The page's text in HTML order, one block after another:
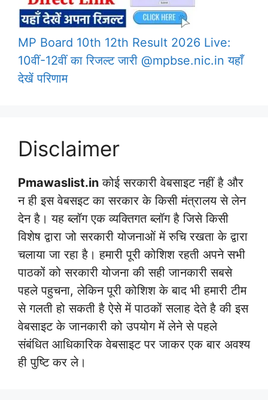
MP Board 10th 12th Result 2026 Live:
10वीं-12वीं का रिजल्ट जारी @mpbse.nic.in यहाँ
देखें परिणाम
Disclaimer
Pmawaslist.in कोई सरकारी वेबसाइट नहीं है और
न ही इस वेबसइट का सरकार के किसी मंत्रालय से लेन
देन है। यह ब्लॉग एक व्यक्तिगत ब्लॉग है जिसे किसी
विशेष द्वारा जो सरकारी योजनाओं में रुचि रखता के द्वारा
चलाया जा रहा है। हमारी पूरी कोशिश रहती अपने सभी
पाठकों को सरकारी योजना की सही जानकारी सबसे
पहले पहुचना, लेकिन पूरी कोशिश के बाद भी हमारी टीम
से गलती हो सकती है ऐसे में पाठकों सलाह देते है की इस
वेबसाइट के जानकारी को उपयोग में लेने से पहले
संबंधित आधिकारिक वेबसाइट पर जाकर एक बार अवश्य
ही पुष्टि कर ले।